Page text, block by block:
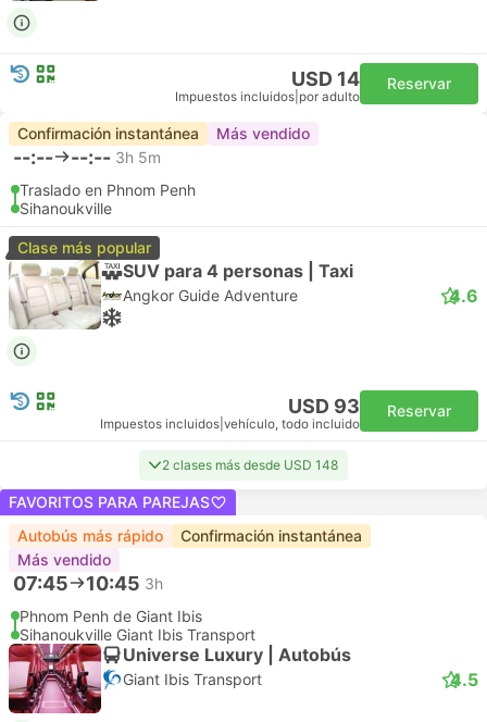
USD 14
Impuestos incluidos por adulto
Reservar
Confirmación instantánea Más vendido
--:-- --:-- 3h 5m
Traslado en Phnom Penh
Sihanoukville
Clase más popular
SUV para 4 personas | Taxi
Angkor Guide Adventure 4.6
USD 93
Impuestos incluidos vehículo, todo incluido
Reservar
2 clases más desde USD 148
FAVORITOS PARA PAREJAS
Autobús más rápido
Confirmación instantánea
Más vendido
07:45 10:45 3h
Phnom Penh de Giant Ibis
Sihanoukville Giant Ibis Transport
Universe Luxury | Autobús
Giant Ibis Transport 4.5